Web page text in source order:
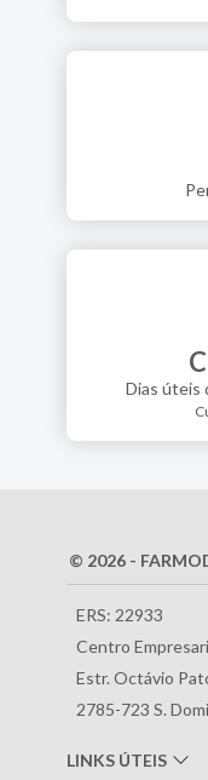
Dias úteis
© 2026 -
ERS: 22933
Centro
Estr. Octávio
2785-723 S.
LINKS ÚTEIS